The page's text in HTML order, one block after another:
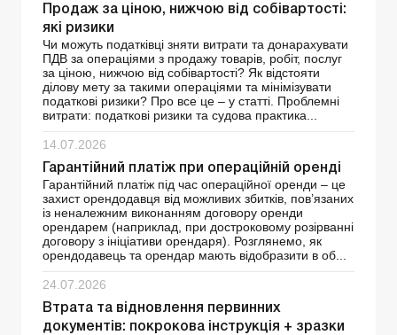
Продаж за ціною, нижчою від собівартості:
які ризики
Чи можуть податківці зняти витрати та донарахувати
ПДВ за операціями з продажу товарів, робіт, послуг
за ціною, нижчою від собівартості? Як відстояти
ділову мету за такими операціями та мінімізувати
податкові ризики? Про все це – у статті. Проблемні
витрати: податкові ризики та судова практика...
14.07.2026
Гарантійний платіж при операційній оренді
Гарантійний платіж під час операційної оренди – це
захист орендодавця від можливих збитків, пов’язаних
із неналежним виконанням договору оренди
орендарем (наприклад, при достроковому розірванні
договору з ініціативи орендаря). Розглянемо, як
орендодавець та орендар мають відобразити в об...
24.07.2026
Втрата та відновлення первинних
документів: покрокова інструкція + зразки